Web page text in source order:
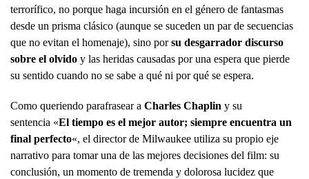
terrorífico, no porque haga incursión en el género de fantasmas
desde un prisma clásico (aunque se suceden un par de secuencias
que no evitan el homenaje), sino porsu desgarrador discurso
sobre el olvido y las heridas causadas por una espera que pierde
su sentido cuando no se sabe a qué ni por qué se espera.
Como queriendo parafrasear a Charles Chaplin y su
sentencia «El tiempo es el mejor autor; siempre encuentra un
final perfecto«, el director de Milwaukee utiliza su propio eje
narrativo para tomar una de las mejores decisiones del film: su
conclusión, un momento de tremenda y dolorosa lucidez que